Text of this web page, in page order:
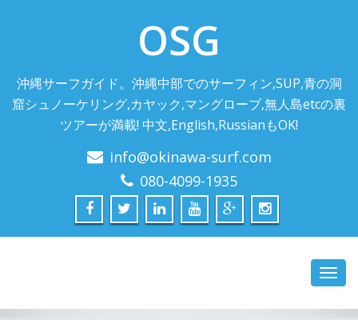
OSG
沖縄サーフガイド。沖縄中部でのサーフィン,SUP,青の洞
窟シュノーケリング,カヤック,マングローブ,無人島etcの裏
ツアーが満載! 中文,English,RussianもOK!
info@okinawa-surf.com
080-4099-1935